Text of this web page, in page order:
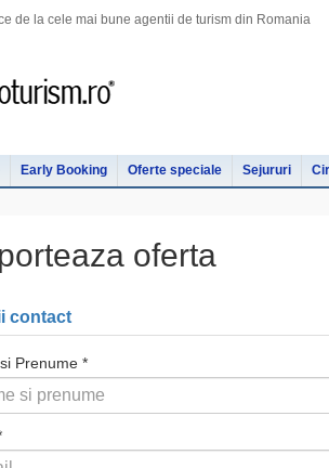
de la cele mai bune agentii de turism din Romania
Early Booking Oferte speciale Sejururi
oferta
contact
Prenume *